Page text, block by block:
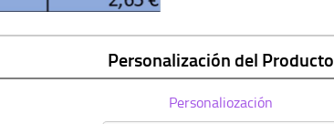
Personalización del Producto
Personaliozación